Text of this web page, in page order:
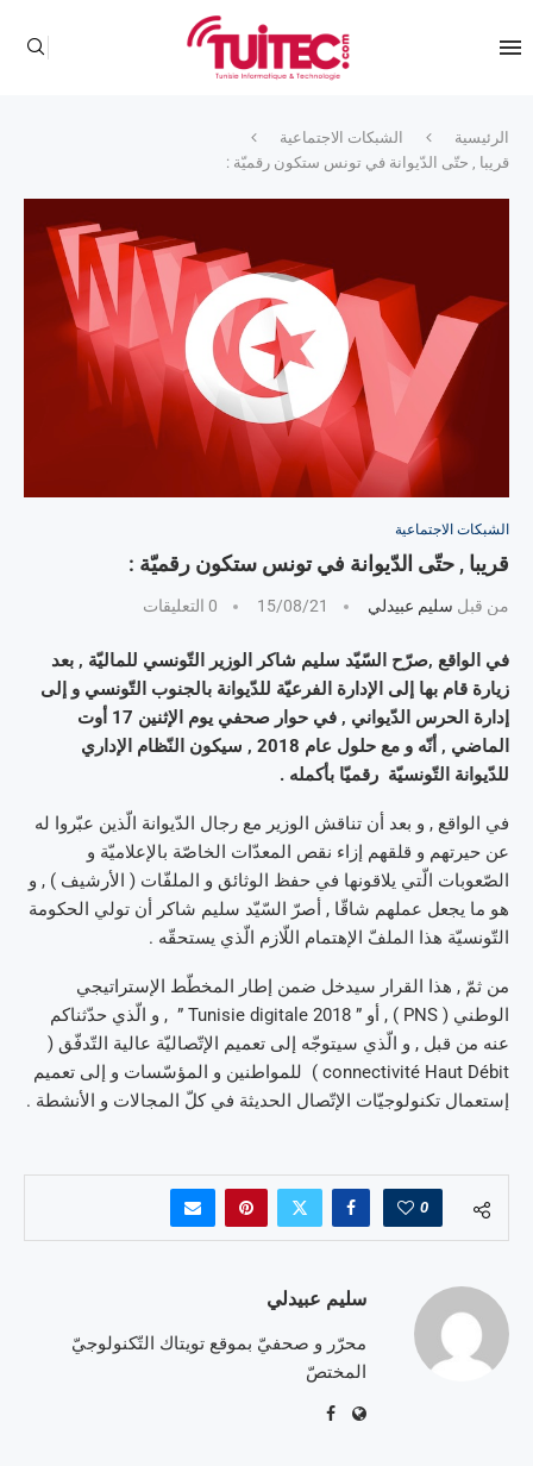
الرئيسية
الشبكات الاجتماعية
قريبا , حتّى الدّيوانة في تونس ستكون رقميّة :
الشبكات الاجتماعية
قريبا , حتّى الدّيوانة في تونس ستكون رقميّة :
من قبل سليم عبيدلي 15/08/21 0 التعليقات
في الواقع ,صرّح السّيّد سليم شاكر الوزير التّونسي للماليّة , بعد
زيارة قام بها إلى الإدارة الفرعيّة للدّيوانة بالجنوب التّونسي و إلى
إدارة الحرس الدّيواني , في حوار صحفي يوم الإثنين 17 أوت
الماضي , أنّه و مع حلول عام 2018 , سيكون النّظام الإداري
للدّيوانة التّونسيّة رقميّا بأكمله .
في الواقع , و بعد أن تناقش الوزير مع رجال الدّيوانة الّذين عبّروا له
عن حيرتهم و قلقهم إزاء نقص المعدّات الخاصّة بالإعلاميّة و
الصّعوبات الّتي يلاقونها في حفظ الوثائق و الملفّات ( الأرشيف ) , و
هو ما يجعل عملهم شاقّا , أصرّ السّيّد سليم شاكر أن تولي الحكومة
التّونسيّة هذا الملفّ الإهتمام اللّازم الّذي يستحقّه .
من ثمّ , هذا القرار سيدخل ضمن إطار المخطّط الإستراتيجي
الوطني ( PNS ) , أو ” Tunisie digitale 2018 ” , و الّذي حدّثناكم
عنه من قبل , و الّذي سيتوجّه إلى تعميم الإتّصاليّة عالية التّدفّق (
connectivité Haut Débit ) للمواطنين و المؤسّسات و إلى تعميم
إستعمال تكنولوجيّات الإتّصال الحديثة في كلّ المجالات و الأنشطة .
0
سليم عبيدلي
محرّر و صحفيّ بموقع تويتاك التّكنولوجيّ
المختصّ